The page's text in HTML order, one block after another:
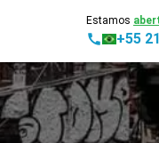
Estamos
+55